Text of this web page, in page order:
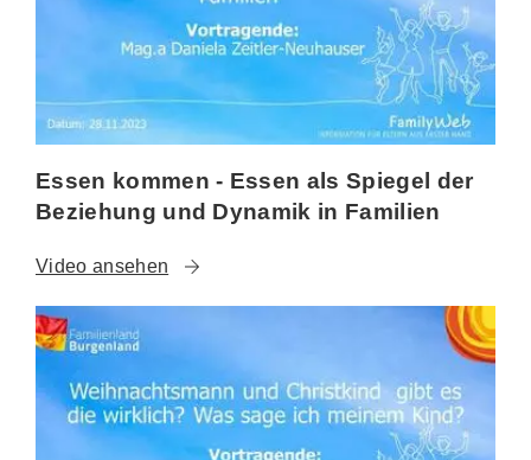
Essen kommen - Essen als Spiegel der
Beziehung und Dynamik in Familien
Video ansehen